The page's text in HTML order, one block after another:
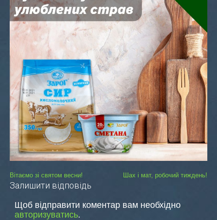
Навігація
записів
Вітаємо зі святом весни! Шах і мат, робочий тиждень!
Залишити відповідь
Щоб відправити коментар вам необхідно
авторизуватись.